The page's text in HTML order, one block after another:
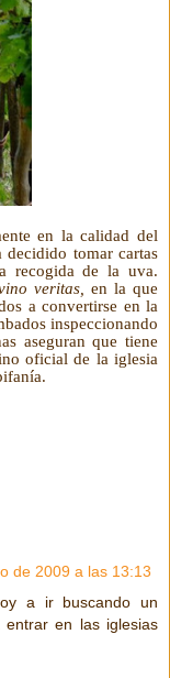
en la calidad del
tomar cartas
recogida de la uva.
veritas,
en la que
a convertirse en la
inspeccionando
aseguran que tiene
oficial de la iglesia
de 2009 a las 13:13
a ir buscando un
en las iglesias